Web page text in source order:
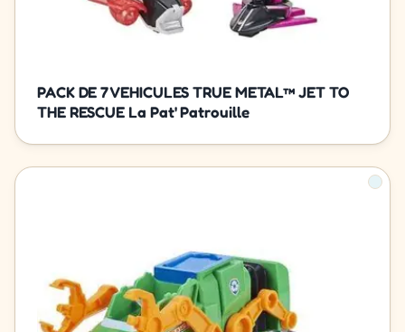
PACK DE 7 VEHICULES TRUE METAL™ JET TO
THE RESCUE La Pat' Patrouille